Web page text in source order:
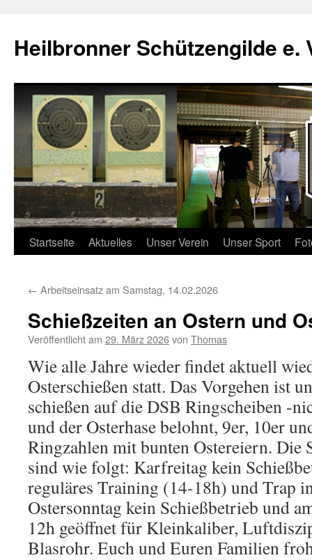
springen
Heilbronner Schützengilde e.
Startseite Aktuelles Unser Verein Unser Sport
← Arbeitseinsatz am Samstag, 14.02.2026
Schießzeiten an Ostern und
Veröffentlicht am 29. März 2026von Thomas
Wie alle Jahre wieder findet aktuell
Osterschießen statt. Das Vorgehen ist
schießen auf die DSB Ringscheiben -
und der Osterhase belohnt, 9er, 10er
Ringzahlen mit bunten Ostereiern. Die
sind wie folgt: Karfreitag kein
reguläres Training (14-18h) und Trap
Ostersonntag kein Schießbetrieb und
12h geöffnet für Kleinkaliber,
Blasrohr. Euch und Euren Familien